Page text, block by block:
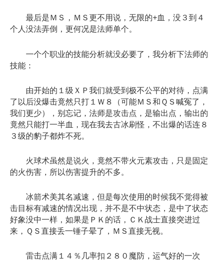
最后是ＭＳ，ＭＳ更不用说，无限的+血，没３到４
个人没法弄倒，更何况是法师单个。
一个个职业的技能分析就没必要了，我分析下法师的
技能：
由开始的１级ＸＰ我们就受到极不公平的对待，点满
了以后没爆击竟然只打１Ｗ８（可能ＭＳ和ＱＳ喊冤了，
我们更少），别忘记，法师是攻击点，是输出点，输出的
竟然只能打一半血，现在我去古冰刷怪，不出爆的话连８
３级的豹子都炸不死。
火球术虽然是说火，竟然不带火元素攻击，只是固定
的火伤害，所以伤害提升的不多。
冰箭术美其名减速，但是每次使用的时候我不觉得被
击目标有减速的情况出现，并不是不中状态，是中了状态
好象没中一样，如果是ＰＫ的话，ＣＫ战士直接突进过
来，ＱＳ直接丢一锤子晕了，ＭＳ直接无视。
雷击点满１４％几率扣２８０魔防，运气好的一次